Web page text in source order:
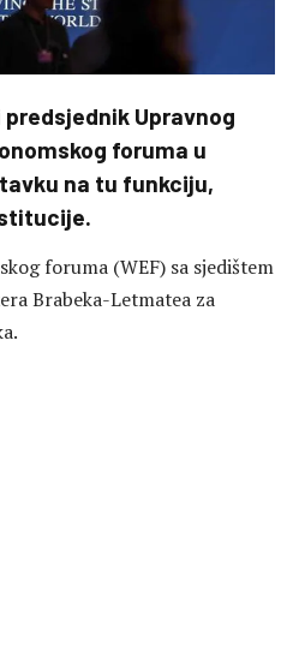
predsjednik Upravnog
foruma u
na tu funkciju,
foruma (WEF) sa sjedištem
Brabeka-Letmatea za